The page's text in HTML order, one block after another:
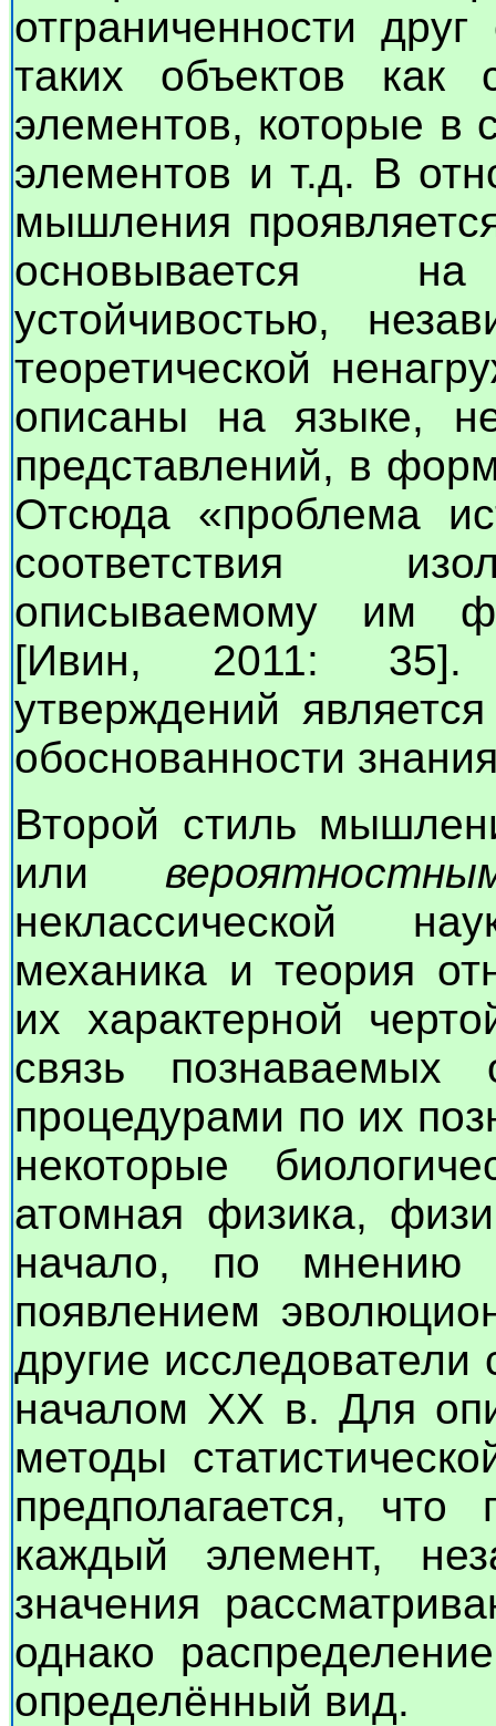
отграниченности
таких объектов как
элементов, которые в
элементов и т.д. В
мышления
основывается
устойчивостью,
теоретической
описаны на языке,
представлений, в
Отсюда «проблема
соответствия
описываемому им
[Ивин, 2011: 35].
утверждений
обоснованности
Второй стиль
или
неклассической
механика и теория
их характерной
связь
процедурами по их
некоторые
атомная физика,
начало, по мнению
появлением
другие исследователи
началом XX в. Для
методы
предполагается, что
каждый элемент,
значения
однако
определённый вид.